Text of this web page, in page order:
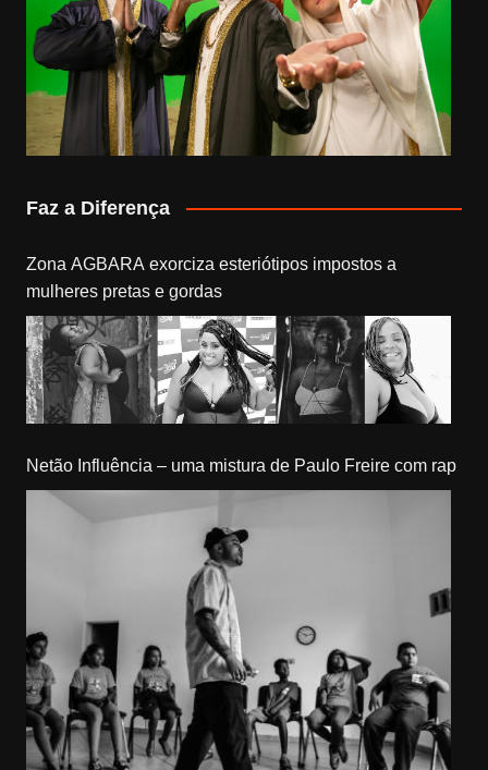
Faz a Diferença
Zona AGBARA exorciza esteriótipos impostos a
mulheres pretas e gordas
Netão Influência – uma mistura de Paulo Freire com rap